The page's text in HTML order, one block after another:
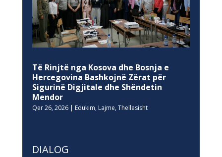
Të Rinjtë nga Kosova dhe Bosnja e
Hercegovina Bashkojnë Zërat për
Sigurinë Digjitale dhe Shëndetin
Mendor
Qer 26, 2026| Edukim, Lajme, Thellesisht
DIALOG